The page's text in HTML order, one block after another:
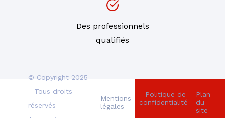
Des professionnels
qualifiés
© Copyright 2025
- Tous droits
réservés -
-
Mentions
légales
- Politique de
confidentialité
-
Plan
du
site